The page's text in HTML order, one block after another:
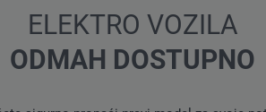
ELEKTRO VOZILA
ODMAH DOSTUPNO